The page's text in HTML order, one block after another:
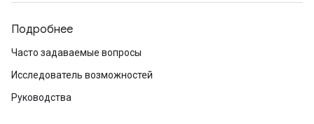
Подробнее
Часто задаваемые вопросы
Исследователь возможностей
Руководства